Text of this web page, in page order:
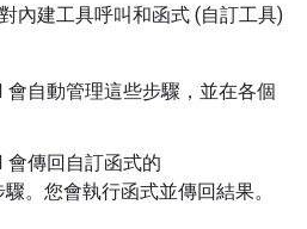
內建工具呼叫和函式 (自訂工具)
會自動管理這些步驟，並在各個
會傳回自訂函式的
驟。您會執行函式並傳回結果。